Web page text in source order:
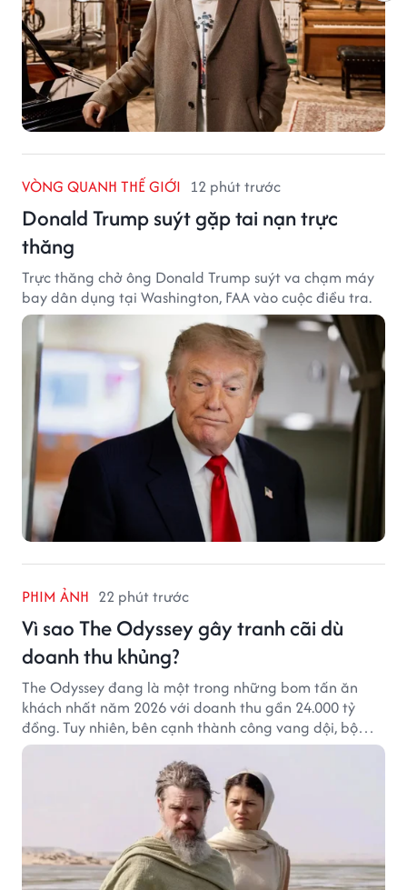
VÒNG QUANH THẾ GIỚI 12 phút trước
Donald Trump suýt gặp tai nạn trực
thăng
Trực thăng chở ông Donald Trump suýt va chạm máy
bay dân dụng tại Washington, FAA vào cuộc điều tra.
PHIM ẢNH 22 phút trước
Vì sao The Odyssey gây tranh cãi dù
doanh thu khủng?
The Odyssey đang là một trong những bom tấn ăn
khách nhất năm 2026 với doanh thu gần 24.000 tỷ
đồng. Tuy nhiên, bên cạnh thành công vang dội, bộ
phim của Christopher Nolan cũng vấp phải không ít
tranh cãi từ khán giả.